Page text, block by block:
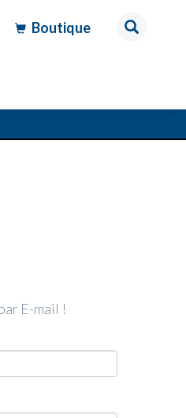
Boutique
E-mail !